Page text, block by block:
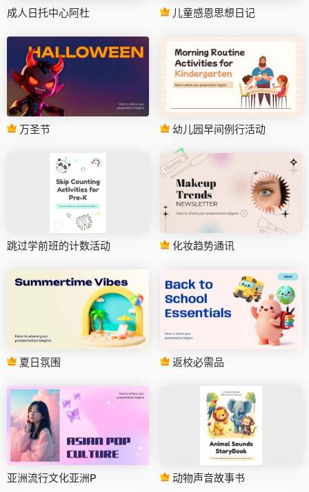
成人日托中心阿杜 儿童感恩思想日记
万圣节 幼儿园早间例行活动
跳过学前班的计数活动 化妆趋势通讯
夏日氛围 返校必需品
亚洲流行文化亚洲P 动物声音故事书